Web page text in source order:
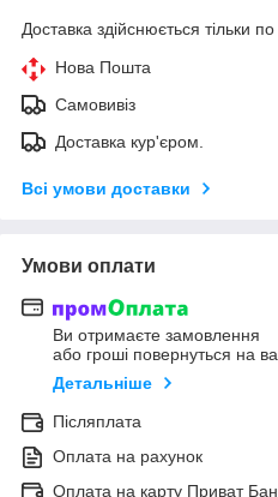
Доставка здійснюється тільки
Нова Пошта
Самовивіз
Доставка кур'єром.
Всі умови доставки
Умови оплати
Ви отримаєте замовлення
або гроші повернуться на
Детальніше
Післяплата
Оплата на рахунок
Оплата на карту Приват